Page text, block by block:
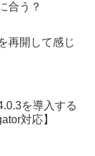
合う？
再開して感じ
を導入する
対応】